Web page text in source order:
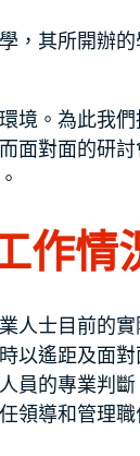
，其所開辦
境。為此我
面對面的研
作情
人士目前的
以遙距及面
員的專業判
領導和管理職